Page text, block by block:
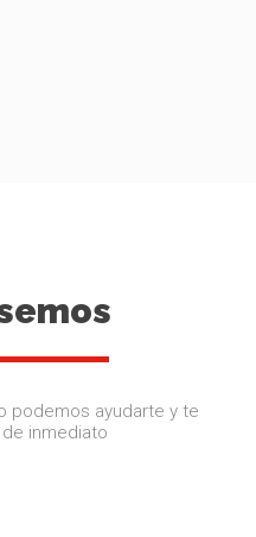
podemos ayudarte y te
inmediato